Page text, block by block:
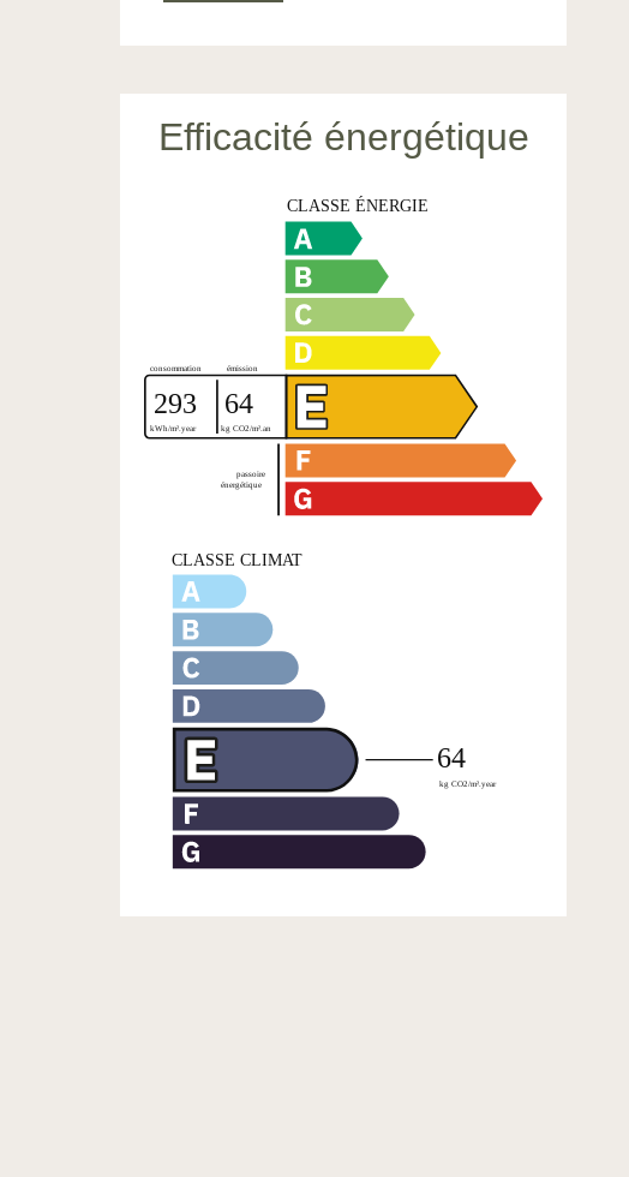
Efficacité énergétique